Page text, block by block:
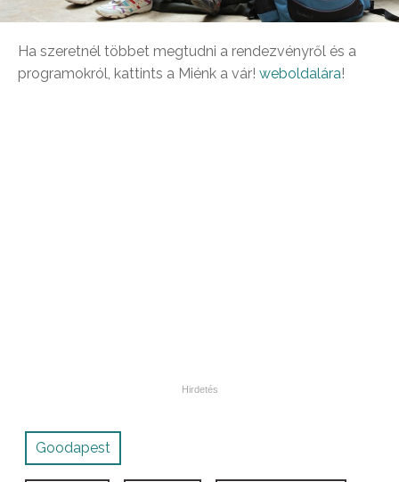
Ha szeretnél többet megtudni a rendezvényről és a
programokról, kattints a Miénk a vár! weboldalára!
Goodapest